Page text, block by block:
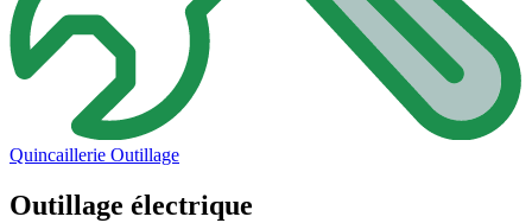
Quincaillerie Outillage
Outillage électrique